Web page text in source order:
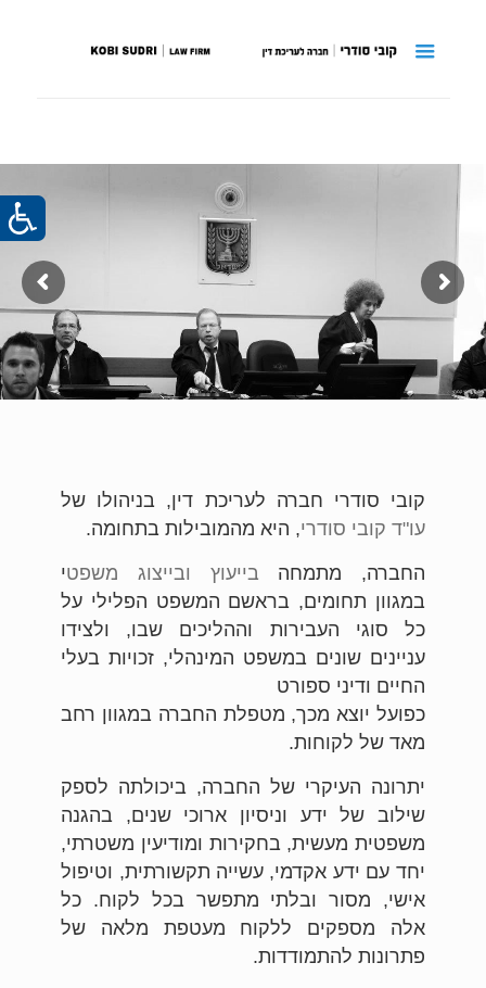
צילום: מוטי קמחי
קובי סודרי חברה לעריכת דין, בניהולו של
עו"ד קובי סודרי, היא מהמובילות בתחומה.
החברה, מתמחה בייעוץ ובייצוג משפטי
במגוון תחומים, בראשם המשפט הפלילי על
כל סוגי העבירות וההליכים שבו, ולצידו
עניינים שונים במשפט המינהלי, זכויות בעלי
החיים ודיני ספורט
כפועל יוצא מכך, מטפלת החברה במגוון רחב
מאד של לקוחות.
יתרונה העיקרי של החברה, ביכולתה לספק
שילוב של ידע וניסיון ארוכי שנים, בהגנה
משפטית מעשית, בחקירות ומודיעין משטרתי,
יחד עם ידע אקדמי, עשייה תקשורתית, וטיפול
אישי, מסור ובלתי מתפשר בכל לקוח. כל
אלה מספקים ללקוח מעטפת מלאה של
פתרונות להתמודדות.